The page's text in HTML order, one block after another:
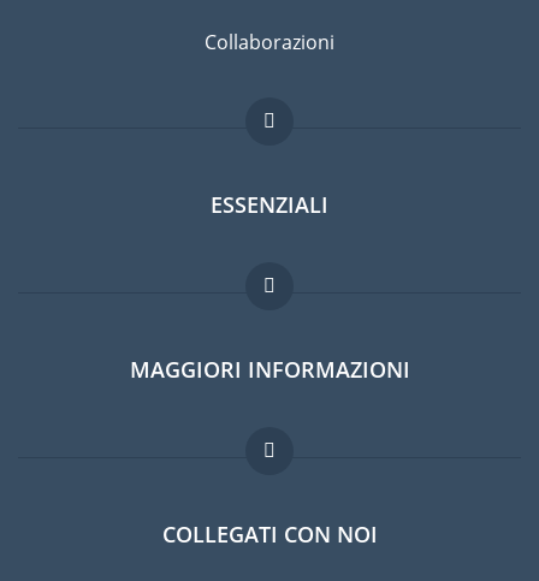
Collaborazioni
ESSENZIALI
Forum per expat
Guida per expat
Lavori all'estero
MAGGIORI INFORMAZIONI
Domande frequenti
COLLEGATI CON NOI